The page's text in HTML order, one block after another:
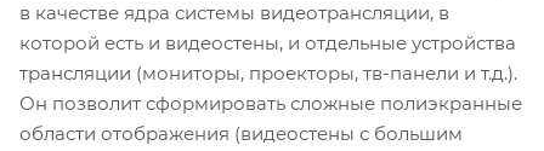
в качестве ядра системы видеотрансляции, в
которой есть и видеостены, и отдельные устройства
трансляции (мониторы, проекторы, тв-панели и т.д.).
Он позволит сформировать сложные полиэкранные
области отображения (видеостены с большим